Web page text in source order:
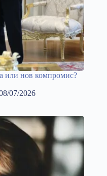
или нов компромис?
07/2026